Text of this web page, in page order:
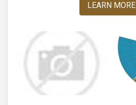
LEARN MORE